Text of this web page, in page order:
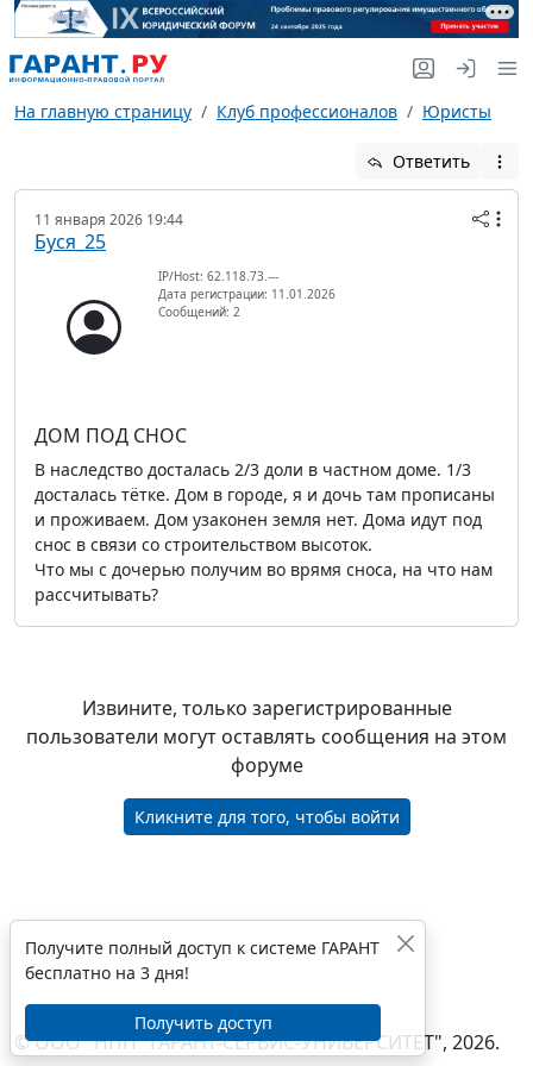
На главную страницу Клуб профессионалов Юристы
Ответить
11 января 2026 19:44
Буся_25
IP/Host: 62.118.73.---
Дата регистрации: 11.01.2026
Сообщений: 2
ДОМ ПОД СНОС
В наследство досталась 2/3 доли в частном доме. 1/3
досталась тётке. Дом в городе, я и дочь там прописаны
и проживаем. Дом узаконен земля нет. Дома идут под
снос в связи со строительством высоток.
Что мы с дочерью получим во врямя сноса, на что нам
рассчитывать?
Извините, только зарегистрированные
пользователи могут оставлять сообщения на этом
форуме
Кликните для того, чтобы войти
© ООО "НПП "ГАРАНТ-СЕРВИС-УНИВЕРСИТЕТ", 2026.
Получите полный доступ к системе ГАРАНТ
бесплатно на 3 дня!
Получить доступ